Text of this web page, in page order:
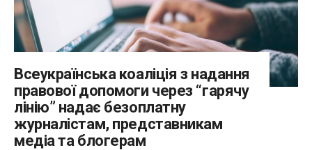
Всеукраїнська коаліція з надання
правової допомоги через “гарячу
лінію” надає безоплатну
журналістам, представникам
медіа та блогерам